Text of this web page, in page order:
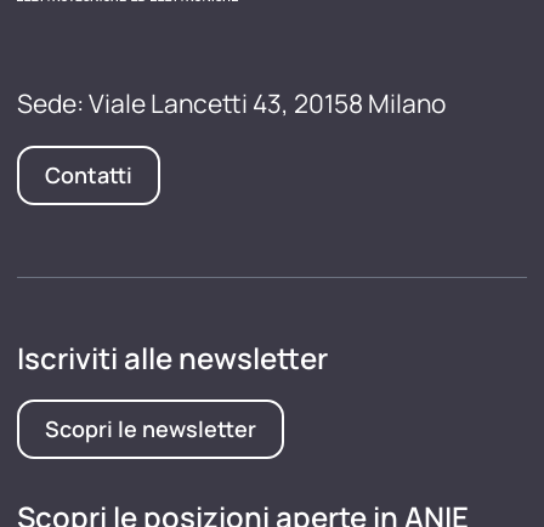
Sede: Viale Lancetti 43, 20158 Milano
Contatti
Iscriviti alle newsletter
Scopri le newsletter
Scopri le posizioni aperte in ANIE